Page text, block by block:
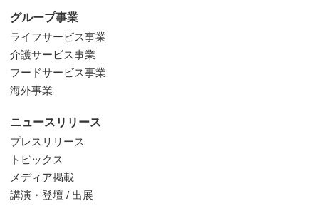
グループ事業
ライフサービス事業
介護サービス事業
フードサービス事業
海外事業
ニュースリリース
プレスリリース
トピックス
メディア掲載
講演・登壇 / 出展